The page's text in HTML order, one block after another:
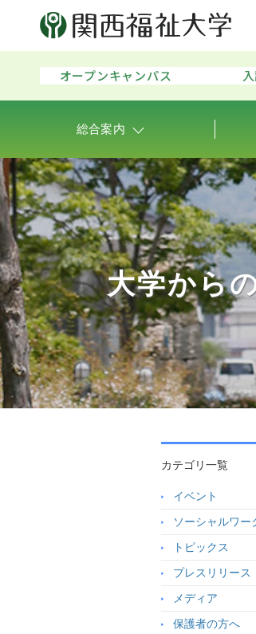
オープンキャンパス
総合案内
大学から
カテゴリ一覧
イベント
ソーシャルワー
トピックス
プレスリリース
メディア
保護者の方へ